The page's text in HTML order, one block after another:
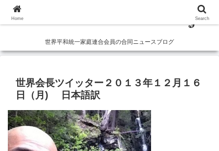
世界平和統一家庭連合会員の合同ニュースブログ
世界会長ツイッター２０１３年１２月１６
日（月) 日本語訳
Home Search